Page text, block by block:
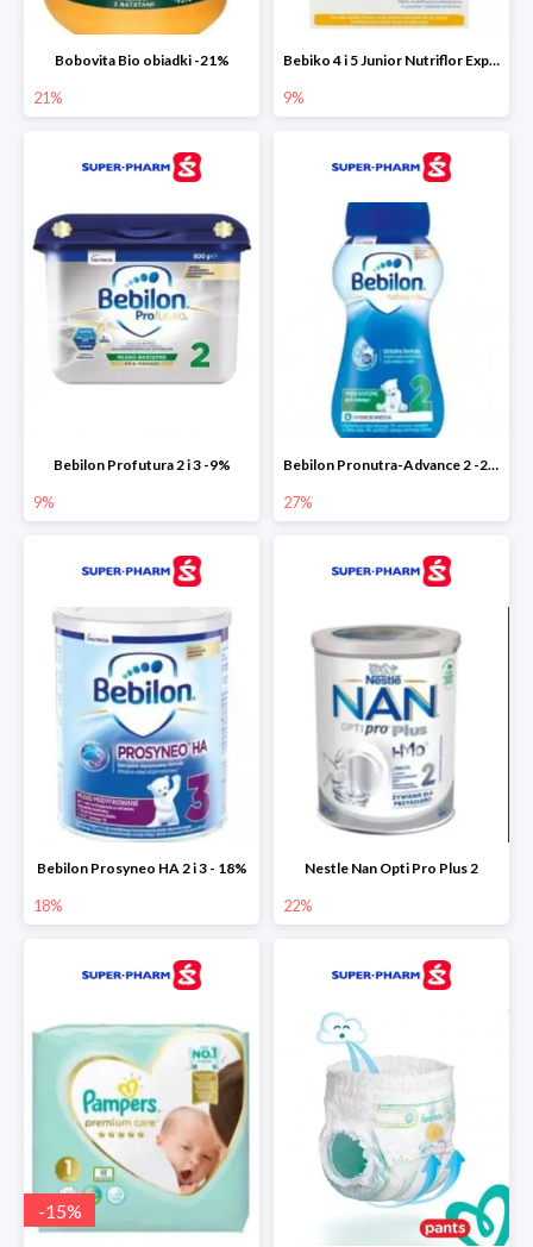
Bobovita Bio obiadki -21%
21%
Bebiko 4 i 5 Junior Nutriflor Expert -9%
9%
Bebilon Profutura 2 i 3 -9%
9%
Bebilon Pronutra-Advance 2 -27%
27%
Bebilon Prosyneo HA 2 i 3 - 18%
18%
Nestle Nan Opti Pro Plus 2
22%
-15%